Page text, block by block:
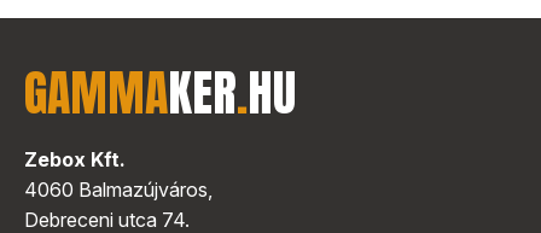
GAMMAKER.HU
Zebox Kft.
4060 Balmazújváros,
Debreceni utca 74.